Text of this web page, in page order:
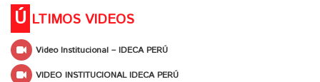
Ú LTIMOS VIDEOS
Video Institucional – IDECA PERÚ
VIDEO INSTITUCIONAL IDECA PERÚ